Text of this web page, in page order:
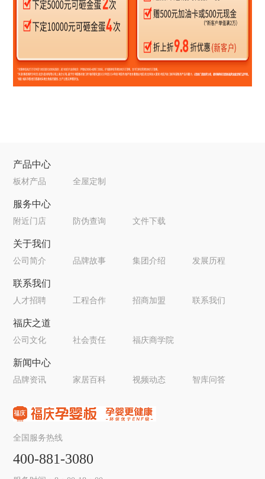
产品中心
板材产品 全屋定制
服务中心
附近门店 防伪查询 文件下载
关于我们
公司简介 品牌故事 集团介绍 发展历程
联系我们
人才招聘 工程合作 招商加盟 联系我们
福庆之道
公司文化 社会责任 福庆商学院
新闻中心
品牌资讯 家居百科 视频动态 智库问答
全国服务热线
400-881-3080